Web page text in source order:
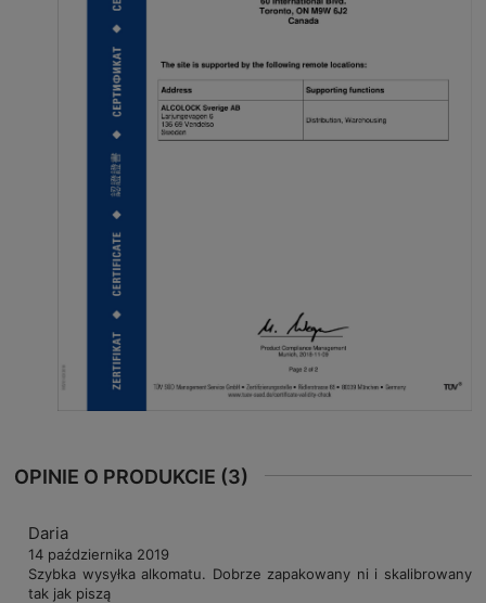
OPINIE O PRODUKCIE (3)
Daria
14 października 2019
Szybka wysyłka alkomatu. Dobrze zapakowany ni i skalibrowany
tak jak piszą